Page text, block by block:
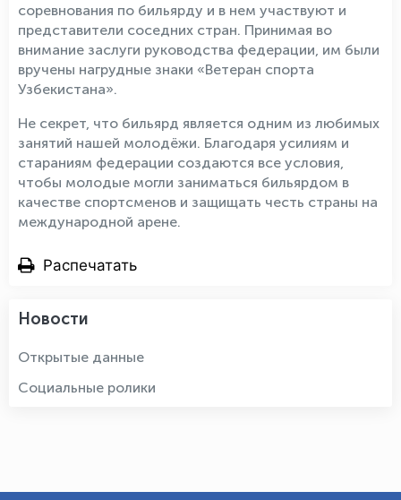
соревнования по бильярду и в нем участвуют и
представители соседних стран. Принимая во
внимание заслуги руководства федерации, им были
вручены нагрудные знаки «Ветеран спорта
Узбекистана».
Не секрет, что бильярд является одним из любимых
занятий нашей молодёжи. Благодаря усилиям и
стараниям федерации создаются все условия,
чтобы молодые могли заниматься бильярдом в
качестве спортсменов и защищать честь страны на
международной арене.
Распечатать
Новости
Открытые данные
Социальные ролики